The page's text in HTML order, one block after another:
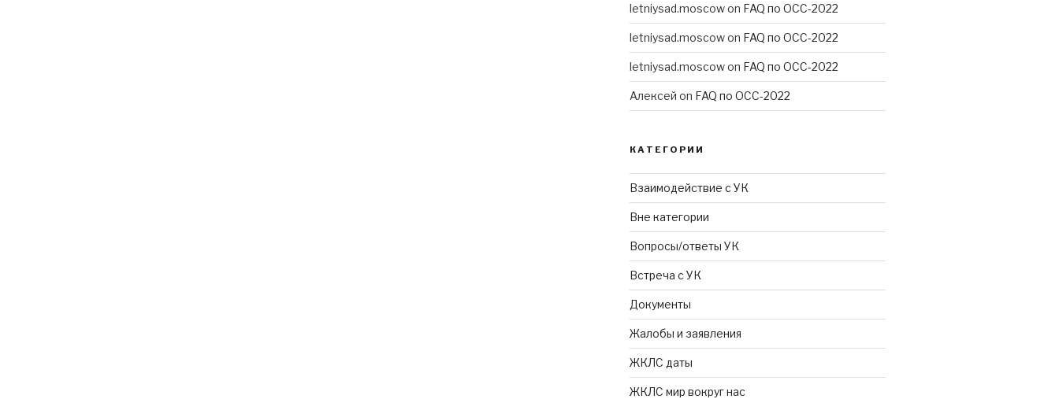
letniysad.moscowon FAQ по ОСС-2022
letniysad.moscowon FAQ по ОСС-2022
letniysad.moscowon FAQ по ОСС-2022
Алексей on FAQ по ОСС-2022
КАТЕГОРИИ
Взаимодействие с УК
Вне категории
Вопросы/ответы УК
Встреча с УК
Документы
Жалобы и заявления
ЖКЛС даты
ЖКЛС мир вокруг нас